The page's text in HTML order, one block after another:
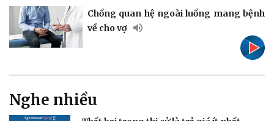
Thông tin doanh nghiệp
Doanh nghiệp 24h
Chồng quan hệ ngoài luồng mang bệnh
về cho vợ
Nghe nhiều